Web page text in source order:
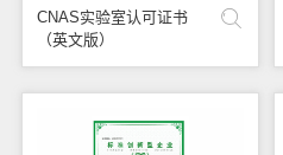
CNAS实验室认可证书
（英文版）